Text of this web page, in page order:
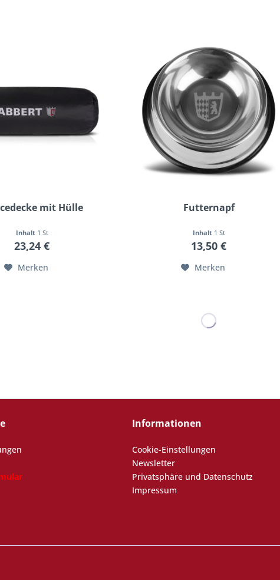
mit Hülle
Inhalt 1 St
23,24 €
Merken
Futternapf
Inhalt 1 St
13,50 €
Merken
Informationen
Cookie-Einstellungen
Newsletter
Privatsphäre und Datenschutz
Impressum